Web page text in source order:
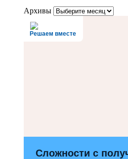
Архивы
Решаем вместе
Сложности с